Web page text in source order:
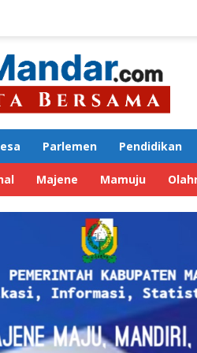
Parlemen Pendidikan
Majene Mamuju